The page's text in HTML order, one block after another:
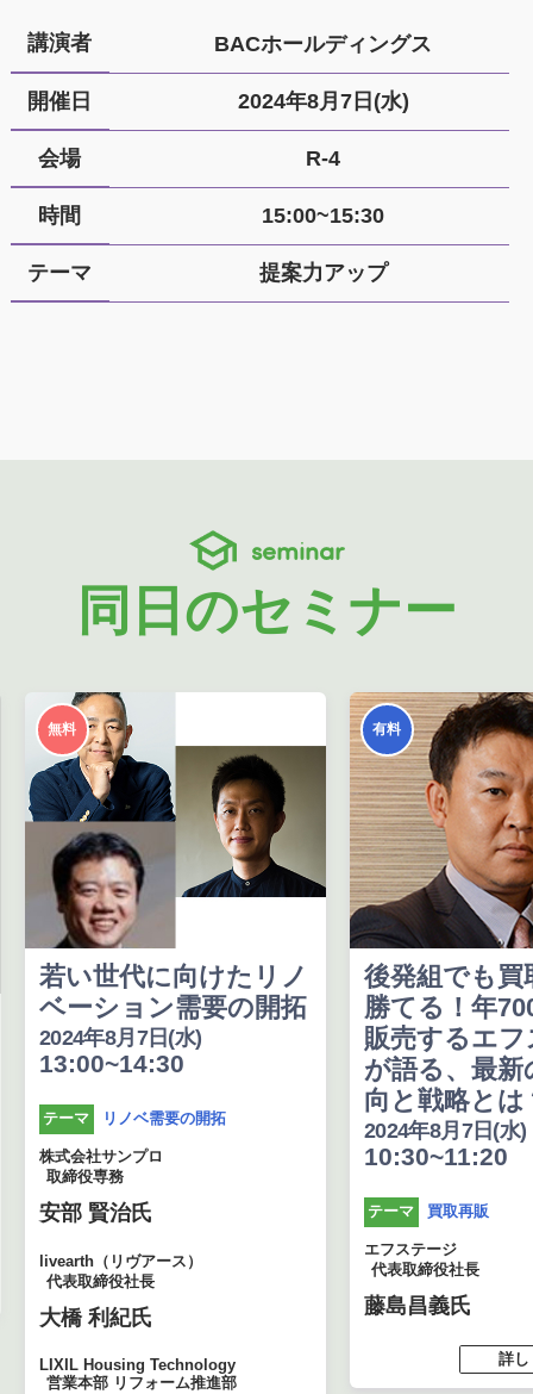
講演者 BACホールディングス
開催日 2024年8月7日(水)
会場 R-4
時間 15:00~15:30
テーマ 提案力アップ
seminar
同日のセミナー
無料
若い世代に向けたリノ
ベーション需要の開拓
2024年8月7日(水)
13:00~14:30
テーマ リノベ需要の開拓
株式会社サンプロ
取締役専務
安部 賢治氏
livearth（リヴアース）
代表取締役社長
大橋 利紀氏
LIXIL Housing Technology
営業本部 リフォーム推進部
有料
後発組でも買
勝てる！年
販売するエ
が語る、最新
向と戦略とは
2024年8月7日(水)
10:30~11:20
テーマ 買取再販
エフステージ
代表取締役社長
藤島昌義氏
詳